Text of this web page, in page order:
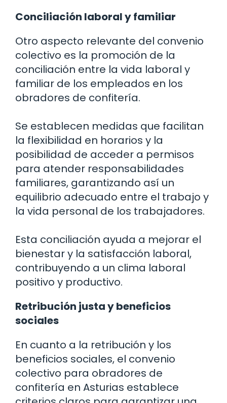
Conciliación laboral y familiar
Otro aspecto relevante del convenio
colectivo es la promoción de la
conciliación entre la vida laboral y
familiar de los empleados en los
obradores de confitería.
Se establecen medidas que facilitan
la flexibilidad en horarios y la
posibilidad de acceder a permisos
para atender responsabilidades
familiares, garantizando así un
equilibrio adecuado entre el trabajo y
la vida personal de los trabajadores.
Esta conciliación ayuda a mejorar el
bienestar y la satisfacción laboral,
contribuyendo a un clima laboral
positivo y productivo.
Retribución justa y beneficios
sociales
En cuanto a la retribución y los
beneficios sociales, el convenio
colectivo para obradores de
confitería en Asturias establece